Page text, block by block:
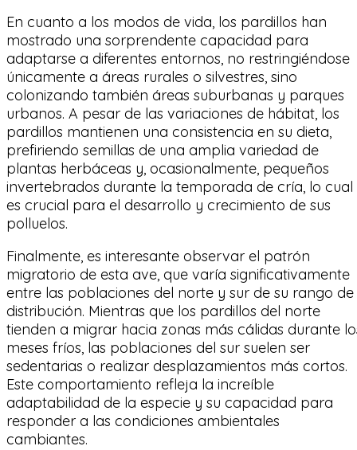
En cuanto a los modos de vida, los pardillos han
mostrado una sorprendente capacidad para
adaptarse a diferentes entornos, no restringiéndose
únicamente a áreas rurales o silvestres, sino
colonizando también áreas suburbanas y parques
urbanos. A pesar de las variaciones de hábitat, los
pardillos mantienen una consistencia en su dieta,
prefiriendo semillas de una amplia variedad de
plantas herbáceas y, ocasionalmente, pequeños
invertebrados durante la temporada de cría, lo cual
es crucial para el desarrollo y crecimiento de sus
polluelos.
Finalmente, es interesante observar el patrón
migratorio de esta ave, que varía significativamente
entre las poblaciones del norte y sur de su rango de
distribución. Mientras que los pardillos del norte
tienden a migrar hacia zonas más cálidas durante
meses fríos, las poblaciones del sur suelen ser
sedentarias o realizar desplazamientos más cortos.
Este comportamiento refleja la increíble
adaptabilidad de la especie y su capacidad para
responder a las condiciones ambientales
cambiantes.